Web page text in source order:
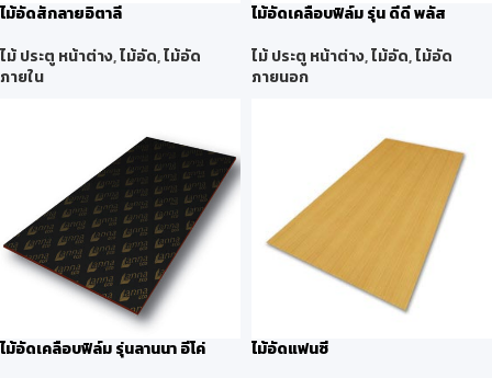
ไม้อัดสักลายอิตาลี
ไม้ ประตู หน้าต่าง,ไม้อัด,ไม้อัด
ภายใน
ไม้อัดเคลือบฟิล์ม รุ่น ดีดี พลัส
ไม้ ประตู หน้าต่าง,ไม้อัด,ไม้อัด
ภายนอก
ไม้อัดเคลือบฟิล์ม รุ่นลานนา อีโค่
ไม้อัดแฟนซี